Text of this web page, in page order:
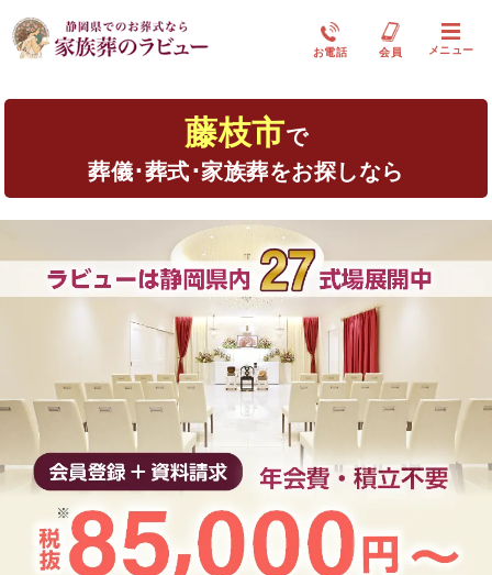
お電話 会員 メニュー
藤枝市で
葬儀･葬式･家族葬をお探しなら